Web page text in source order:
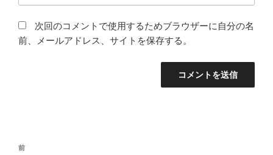
次回のコメントで使用するためブラウザーに自分の名
前、メールアドレス、サイトを保存する。
投
前
前